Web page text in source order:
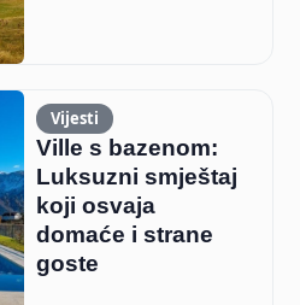
Vijesti
Ville s bazenom:
Luksuzni smještaj
koji osvaja
domaće i strane
goste